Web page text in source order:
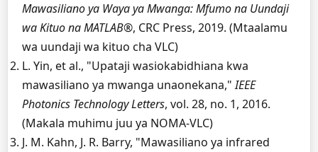
Mawasiliano ya Waya ya Mwanga: Mfumo na Uundaji
wa Kituo na MATLAB®, CRC Press, 2019. (Mtaalamu
wa uundaji wa kituo cha VLC)
L. Yin, et al., "Upataji wasiokabidhiana kwa
mawasiliano ya mwanga unaonekana,"IEEE
Photonics Technology Letters, vol. 28, no. 1, 2016.
(Makala muhimu juu ya NOMA-VLC)
J. M. Kahn, J. R. Barry, "Mawasiliano ya infrared